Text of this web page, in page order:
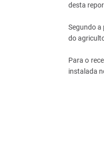
desta
Segundo
do
Para o
instalada